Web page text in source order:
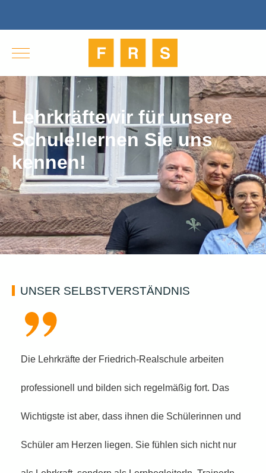
Lehrkräftewir für unsere
Schule!lernen Sie uns
kennen!
UNSER SELBSTVERSTÄNDNIS
Die Lehrkräfte der Friedrich-Realschule arbeiten
professionell und bilden sich regelmäßig fort. Das
Wichtigste ist aber, dass ihnen die Schülerinnen und
Schüler am Herzen liegen. Sie fühlen sich nicht nur